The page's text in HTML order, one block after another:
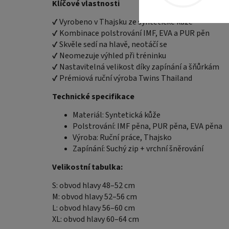
Klíčové vlastnosti
✔ Vyrobeno v Thajsku ze syntetické kůže
✔ Kombinace polstrování IMF, EVA a PUR pěn
✔ Skvěle sedí na hlavě, neotáčí se
✔ Neomezuje výhled při tréninku
✔ Nastavitelná velikost díky zapínání a šňůrkám
✔ Prémiová ruční výroba Twins Thailand
Technické specifikace
Materiál: Syntetická kůže
Polstrování: IMF pěna, PUR pěna, EVA pěna
Výroba: Ruční práce, Thajsko
Zapínání: Suchý zip + vrchní šněrování
Velikostní tabulka:
S: obvod hlavy 48–52 cm
M: obvod hlavy 52–56 cm
L: obvod hlavy 56–60 cm
XL: obvod hlavy 60–64 cm